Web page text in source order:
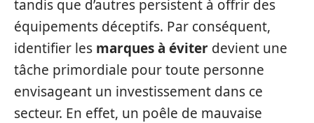
tandis que d’autres persistent à offrir des
équipements déceptifs. Par conséquent,
identifier les marques à éviter devient une
tâche primordiale pour toute personne
envisageant un investissement dans ce
secteur. En effet, un poêle de mauvaise